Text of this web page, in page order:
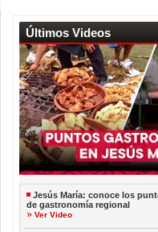
Últimos Videos
Jesús María: conoce los
de gastronomía regional
Ver Video